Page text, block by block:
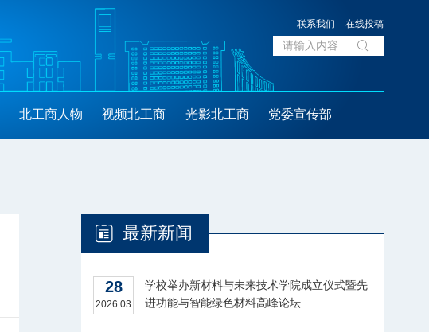
在线投稿
联系我们
北工商人物 视频北工商 光影北工商 党委宣传部
最新新闻
28
2026.03
学校举办新材料与未来技术学院成立仪式暨先
进功能与智能绿色材料高峰论坛